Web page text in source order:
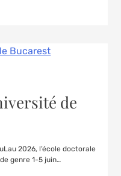
de
2026, l’école doctorale
genre 1-5 juin…